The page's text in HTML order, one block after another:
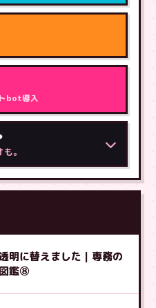
bot導入
。
明に替えました｜専務の
鑑⑧